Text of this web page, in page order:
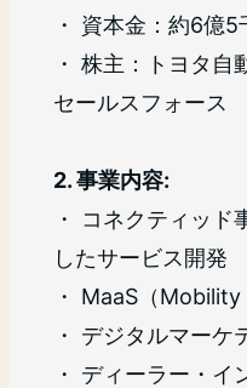
・ 資本金：約6億5
・ 株主：トヨタ自
セールスフォース
2. 事業内容:
・ コネクティッド
したサービス開発
・ MaaS（
・ デジタルマーケ
・ ディーラー・イ